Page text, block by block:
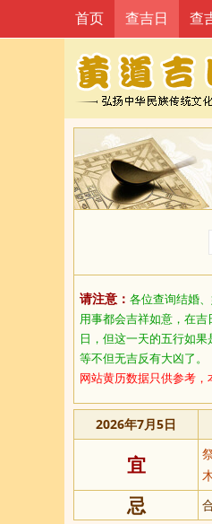
首页 查吉日 查
请注意： 各位查询结婚
用事都会吉祥如意，在
日，但这一天的五行如
等不但无吉反有大凶了。
网站黄历数据只供参考，
2026年7月5日
宜
忌